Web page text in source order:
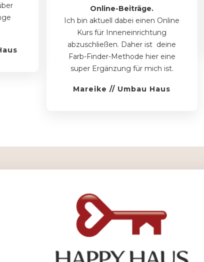
Online-Beiträge.
Ich bin aktuell dabei einen Online
Kurs für Inneneinrichtung
abzuschließen. Daher ist deine
Farb-Finder-Methode hier eine
super Ergänzung für mich ist.
Mareike // Umbau Haus